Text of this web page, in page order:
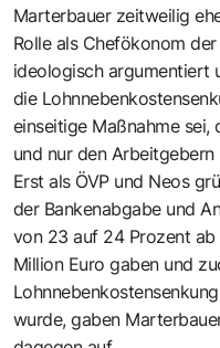
Marterbauer zeitweilig
Rolle als Chefökonom
ideologisch argumentiert
die
einseitige Maßnahme
und nur den Arbeitgebern
Erst als ÖVP und Neos
der Bankenabgabe und
von 23 auf 24 Prozent
Million Euro gaben und
wurde, gaben